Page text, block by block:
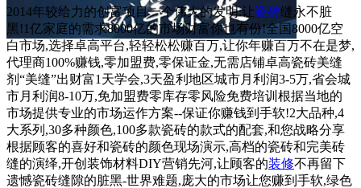
2014年较给力的创富项目一个伟大的发明:让瓷砖缝永不脏
黑!1亿家庭的需求8000亿的市场财富你也有份!全国8000亿空
白市场,选择卓高平台,轻轻松松赚百万,让你年赚百万不在是梦,
代理商100%赚钱,零加盟费,零保证金,无需店铺卓高瓷砖美缝
剂“美缝”出财富1天学会,3天盈利地区城市月利润3-5万,省会城
市月利润8-10万,免加盟费零库存零风险免费培训根据当地的
市场提供专业的市场运作方案--保证你赚钱到手软!2大品种,4
大系列,30多种颜色,100多款瓷砖的款式的配套,和您战略分享
根据顾客的喜好和瓷砖的颜色现场演示,高档的瓷砖和完美砖
缝的演绎,开创装饰材料DIY营销先河,让顾客的装修不再留下
遗憾瓷砖缝隙的脏黑-世界难题,庞大的市场让您赚到手软,绿色